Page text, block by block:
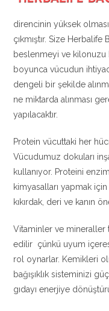
direncinin yüksek
çıkmıştır. Size
beslenmeyi ve
boyunca vücudun
dengeli bir şekilde
ne miktarda alınması
yapılacaktır.
Protein vücuttaki her
Vücudumuz dokuları
kullanıyor. Proteini
kimyasalları yapmak
kıkırdak, deri ve kanın
Vitaminler ve
edilir çünkü uyum
rol oynarlar. Kemikleri
bağışıklık sisteminizi
gıdayı enerjiye